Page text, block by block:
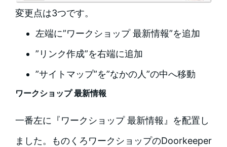
変更点は3つです。
左端に”ワークショップ 最新情報”を追加
”リンク作成”を右端に追加
”サイトマップ”を”なかの人”の中へ移動
ワークショップ 最新情報
一番左に『ワークショップ 最新情報』を配置し
ました。ものくろワークショップのDoorkeeper